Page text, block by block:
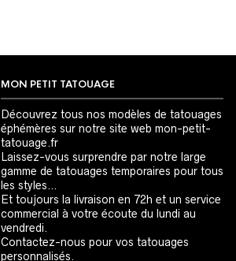
MON PETIT TATOUAGE
Découvrez tous nos modèles de tatouages
éphémères sur notre site web mon-petit-
tatouage.fr
Laissez-vous surprendre par notre large
gamme de tatouages temporaires pour tous
les styles…
Et toujours la livraison en 72h et un service
commercial à votre écoute du lundi au
vendredi.
Contactez-nous pour vos tatouages
personnalisés.